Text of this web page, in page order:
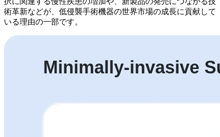
術革新などが、低侵襲手術機器の世界市場の成長に貢献して
いる理由の一部です。